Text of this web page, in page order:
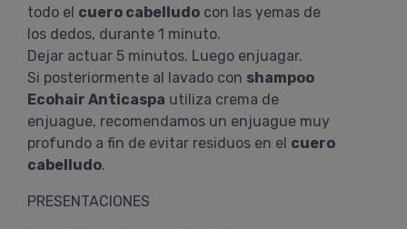
todo el cuero cabelludo con las yemas de
los dedos, durante 1 minuto.
Dejar actuar 5 minutos. Luego enjuagar.
Si posteriormente al lavado con shampoo
Ecohair Anticaspa utiliza crema de
enjuague, recomendamos un enjuague muy
profundo a fin de evitar residuos en el cuero
cabelludo.
PRESENTACIONES